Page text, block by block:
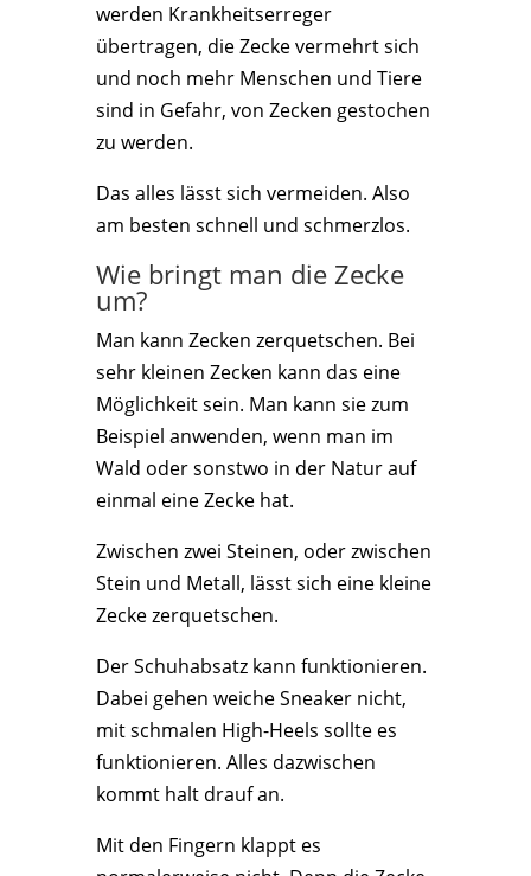
werden Krankheitserreger
übertragen, die Zecke vermehrt sich
und noch mehr Menschen und Tiere
sind in Gefahr, von Zecken gestochen
zu werden.
Das alles lässt sich vermeiden. Also
am besten schnell und schmerzlos.
Wie bringt man die Zecke
um?
Man kann Zecken zerquetschen. Bei
sehr kleinen Zecken kann das eine
Möglichkeit sein. Man kann sie zum
Beispiel anwenden, wenn man im
Wald oder sonstwo in der Natur auf
einmal eine Zecke hat.
Zwischen zwei Steinen, oder zwischen
Stein und Metall, lässt sich eine kleine
Zecke zerquetschen.
Der Schuhabsatz kann funktionieren.
Dabei gehen weiche Sneaker nicht,
mit schmalen High-Heels sollte es
funktionieren. Alles dazwischen
kommt halt drauf an.
Mit den Fingern klappt es